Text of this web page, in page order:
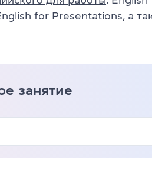
for Presentations, а
занятие